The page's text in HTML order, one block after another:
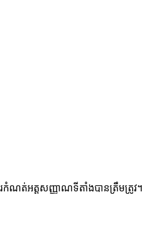
ណត់អត្តសញ្ញាណទីតាំងបានត្រឹមត្រូវ។